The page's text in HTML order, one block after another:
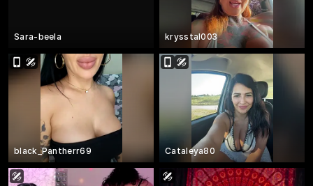
Sara-beela krysstal003
black_Pantherr69 Cataleya80